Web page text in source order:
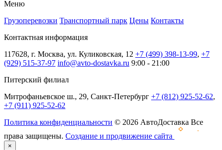
Меню
Грузоперевозки Транспортный парк Цены Контакты
Контактная информация
117628, г. Москва, ул. Куликовская, 12 +7 (499) 398-13-99, +7
(929) 515-37-97 info@avto-dostavka.ru 9:00 - 21:00
Питерский филиал
Митрофаньевское ш., 29, Санкт-Петербург +7 (812) 925-52-62,
+7 (911) 925-52-62
Политика конфиденциальности © 2026 АвтоДоставка Все
права защищены. Создание и продвижение сайта
×